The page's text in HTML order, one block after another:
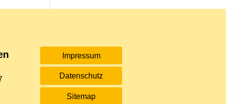
Impressum
Datenschutz
Sitemap